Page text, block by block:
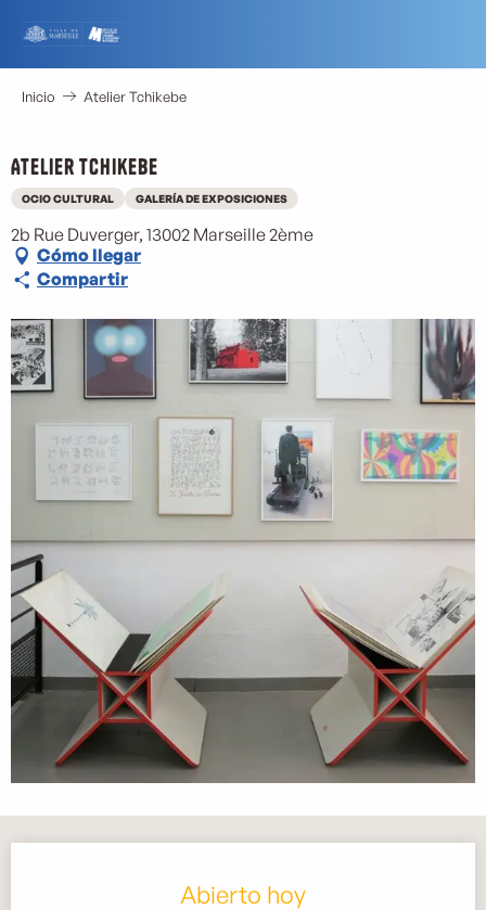
contenu
principal
Inicio Atelier Tchikebe
Atelier Tchikebe
OCIO CULTURAL GALERÍA DE EXPOSICIONES
2b Rue Duverger, 13002 Marseille 2ème
Cómo llegar
Compartir
Abierto hoy